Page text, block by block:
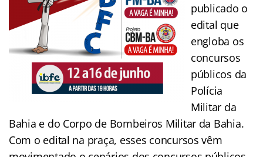
publicado o
edital que
engloba os
concursos
públicos da
Polícia
Militar da
Bahia e do Corpo de Bombeiros Militar da Bahia.
Com o edital na praça, esses concursos vêm